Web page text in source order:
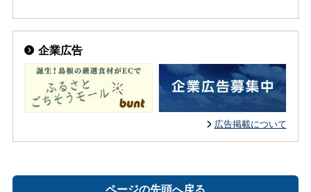
企業広告
広告掲載について
ページの先頭へ戻る